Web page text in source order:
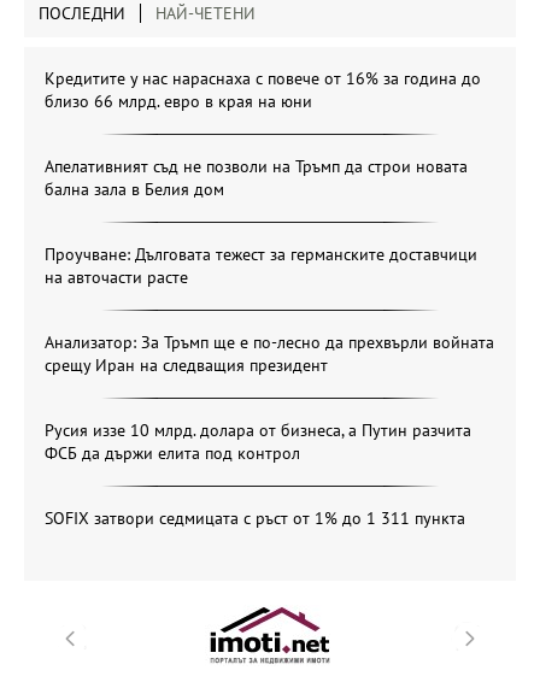
ПОСЛЕДНИ НАЙ-ЧЕТЕНИ
Кредитите у нас нараснаха с повече от 16% за година до
близо 66 млрд. евро в края на юни
Апелативният съд не позволи на Тръмп да строи новата
бална зала в Белия дом
Проучване: Дълговата тежест за германските доставчици
на авточасти расте
Анализатор: За Тръмп ще е по-лесно да прехвърли войната
срещу Иран на следващия президент
Русия иззе 10 млрд. долара от бизнеса, а Путин разчита
ФСБ да държи елита под контрол
SOFIX затвори седмицата с ръст от 1% до 1 311 пункта